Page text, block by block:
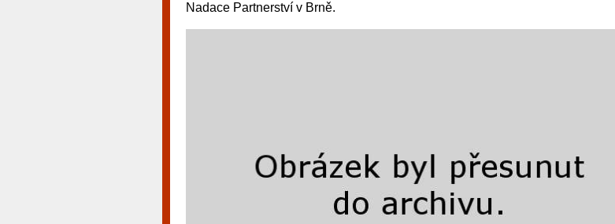
Nadace Partnerství v Brně.